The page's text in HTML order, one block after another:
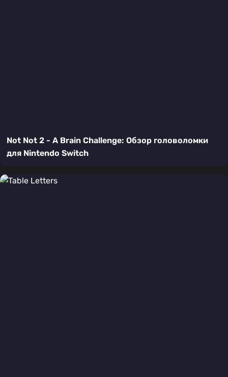
Not Not 2 - A Brain Challenge: Обзор головоломки
для Nintendo Switch